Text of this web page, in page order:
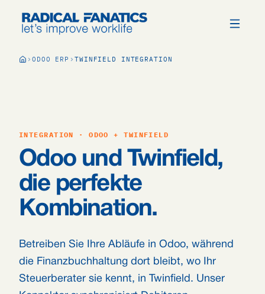
ODOO ERP TWINFIELD INTEGRATION
INTEGRATION · ODOO + TWINFIELD
Odoo und Twinfield,
die perfekte
Kombination.
Betreiben Sie Ihre Abläufe in Odoo, während
die Finanzbuchhaltung dort bleibt, wo Ihr
Steuerberater sie kennt, in Twinfield. Unser